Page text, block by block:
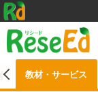
教材・サービス